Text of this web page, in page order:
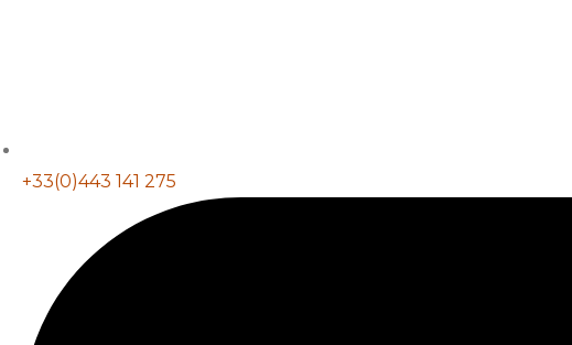
+33(0)443 141 275